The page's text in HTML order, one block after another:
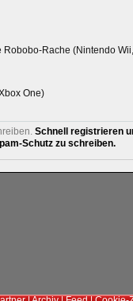
Rache (Nintendo
One)
Schnell registrieren
Schutz zu schreiben.